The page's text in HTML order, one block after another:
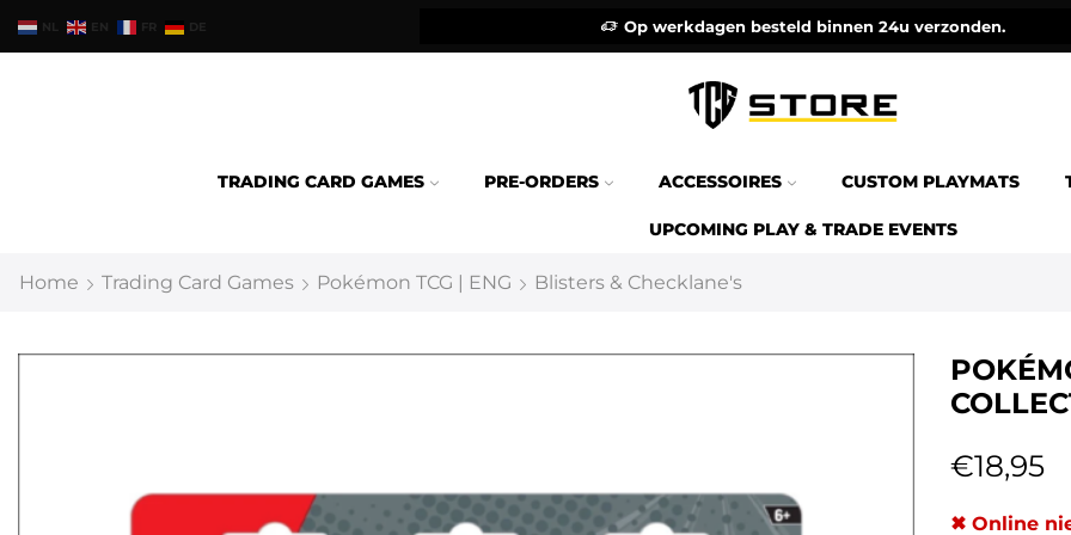
NL EN FR DE
binnen 24u verzonden. Op werkdagen besteld binnen 24u verzonden.
TRADING CARD GAMES PRE-ORDERS ACCESSOIRES CUSTOM PLAYMATS
UPCOMING PLAY & TRADE EVENTS
Home Trading Card Games Pokémon TCG | ENG Blisters & Checklane's
€18,95
✖ Online